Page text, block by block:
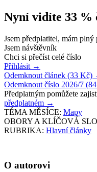
Nyní vidíte 33 %
Jsem předplatitel, mám plný
Jsem návštěvník
Chci si přečíst celé číslo
Přihlásit →
Odemknout článek (33 Kč)
Odemknout číslo 2026/7
Předplatným pomůžete
předplatném →
TÉMA MĚSÍCE: Mapy
OBORY A KLÍČOVÁ
RUBRIKA: Hlavní články
O autorovi